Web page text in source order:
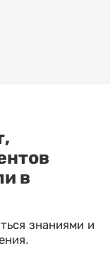
в
знаниями и